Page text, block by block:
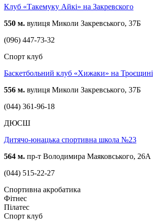
Клуб «Такемуку Айкі» на Закревского
550 м. вулиця Миколи Закревського, 37Б
(096) 447-73-32
Спорт клуб
Баскетбольний клуб «Хижаки» на Троєщині
556 м. вулиця Миколи Закревського, 37Б
(044) 361-96-18
ДЮСШ
Дитячо-юнацька спортивна школа №23
564 м. пр-т Володимира Маяковського, 26А
(044) 515-22-27
Спортивна акробатика
Фітнес
Пілатес
Спорт клуб